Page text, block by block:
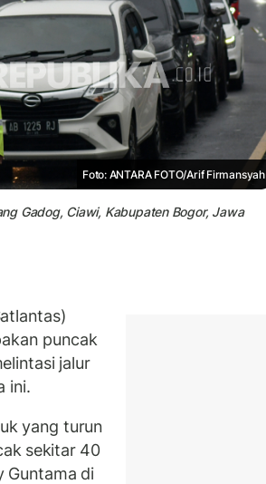
Foto: ANTARA FOTO/Arif Firmansyah
Gadog, Ciawi, Kabupaten Bogor, Jawa
puncak
jalur
ini.
yang turun
sekitar 40
Guntama di